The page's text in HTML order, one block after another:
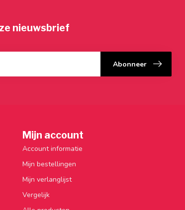
nieuwsbrief
Abonneer
Mijn account
Account informatie
Mijn bestellingen
Mijn verlanglijst
Vergelijk